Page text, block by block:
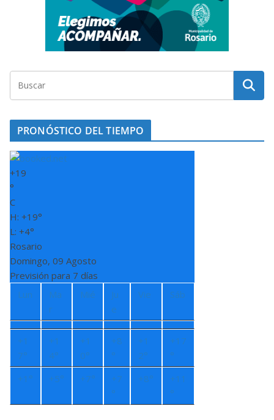
PRONÓSTICO DEL TIEMPO
+19
°
C
H: +19°
L: +4°
Rosario
Domingo, 09 Agosto
Previsión para 7 días
Lun
Ma
r
Mié
Ju
e
Vie Sáb
+1
7°
+1
4°
+1
0°
+8
°
+1
2°
+17
°
+1° +5° +7° +7
°
+8° +11
°